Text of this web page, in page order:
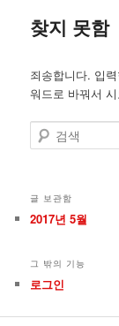
컨
텐
로
뛰
넘
컨
텐
로
뛰
넘
찾지 못함
죄송합니다. 입
워드로 바꿔서
검
색
글 보관함
2017년 5월
그 밖의 기능
로그인